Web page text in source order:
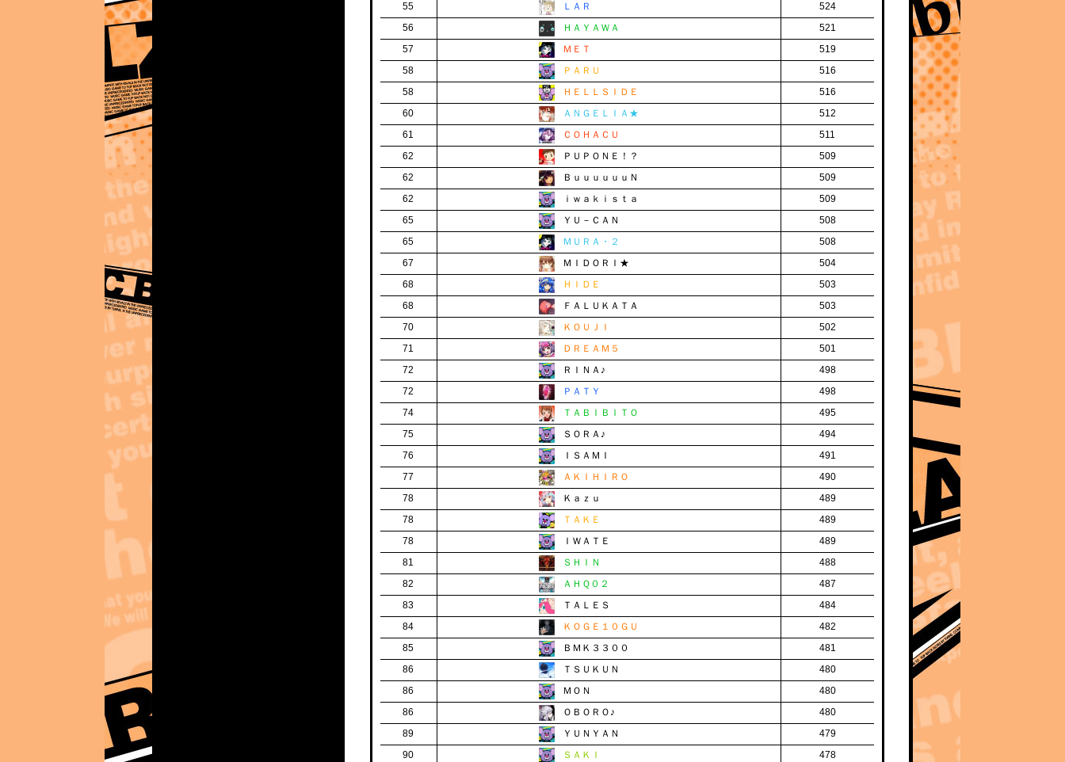
55
ＬＡＲ
524
56
ＨＡＹＡＷＡ
521
57
ＭＥＴ
519
58
ＰＡＲＵ
516
58
ＨＥＬＬＳＩＤＥ
516
60
ＡＮＧＥＬＩＡ★
512
61
ＣＯＨＡＣＵ
511
62
ＰＵＰＯＮＥ！？
509
62
ＢｕｕｕｕｕｕＮ
509
62
ｉｗａｋｉｓｔａ
509
65
ＹＵ－ＣＡＮ
508
65
ＭＵＲＡ・２
508
67
ＭＩＤＯＲＩ★
504
68
ＨＩＤＥ
503
68
ＦＡＬＵＫＡＴＡ
503
70
ＫＯＵＪＩ
502
71
ＤＲＥＡＭ５
501
72
ＲＩＮＡ♪
498
72
ＰＡＴＹ
498
74
ＴＡＢＩＢＩＴＯ
495
75
ＳＯＲＡ♪
494
76
ＩＳＡＭＩ
491
77
ＡＫＩＨＩＲＯ
490
78
Ｋａｚｕ
489
78
ＴＡＫＥ
489
78
ＩＷＡＴＥ
489
81
ＳＨＩＮ
488
82
ＡＨＱ０２
487
83
ＴＡＬＥＳ
484
84
ＫＯＧＥ１０ＧＵ
482
85
ＢＭＫ３３００
481
86
ＴＳＵＫＵＮ
480
86
ＭＯＮ
480
86
ＯＢＯＲＯ♪
480
89
ＹＵＮＹＡＮ
479
90
ＳＡＫＩ
478